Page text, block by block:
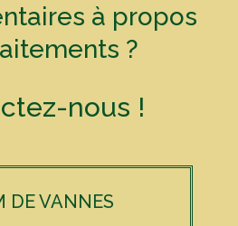
à propos
?
nous !
DE VANNES